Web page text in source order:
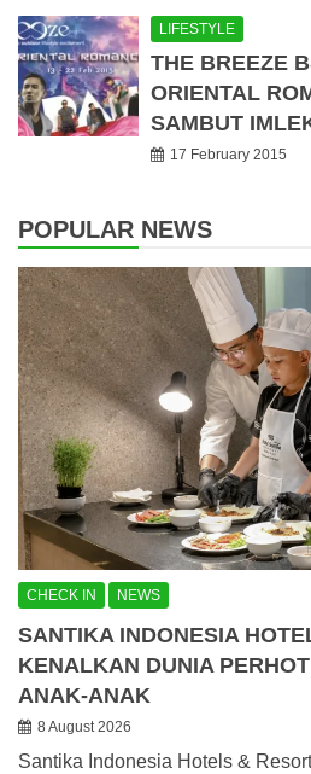
LIFESTYLE
THE BREEZE
ORIENTAL
SAMBUT
17 February 2015
POPULAR NEWS
CHECK IN NEWS
SANTIKA INDONESIA
KENALKAN DUNIA
ANAK-ANAK
8 August 2026
Santika Indonesia Hotels &